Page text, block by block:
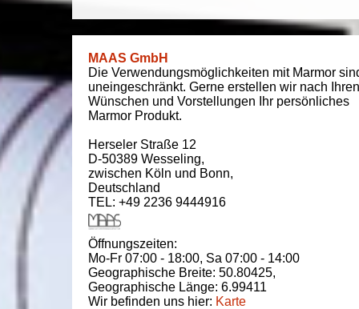
MAAS GmbH
Die Verwendungsmöglichkeiten mit Marmor
uneingeschränkt. Gerne erstellen wir nach Ihren
Wünschen und Vorstellungen Ihr persönliches
Marmor Produkt.
Herseler Straße 12
D-50389 Wesseling,
zwischen Köln und Bonn,
Deutschland
TEL: +49 2236 9444916
Öffnungszeiten:
Mo-Fr 07:00 - 18:00, Sa 07:00 - 14:00
Geographische Breite: 50.80425,
Geographische Länge: 6.99411
Wir befinden uns hier: Karte